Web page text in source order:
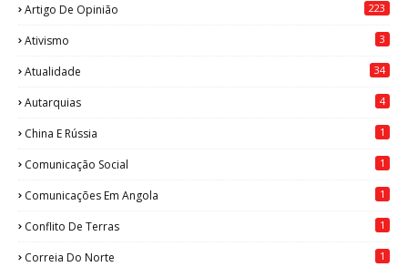
Artigo De Opinião 223
Ativismo 3
Atualidade 34
Autarquias 4
China E Rússia 1
Comunicação Social 1
Comunicações Em Angola 1
Conflito De Terras 1
Correia Do Norte 1